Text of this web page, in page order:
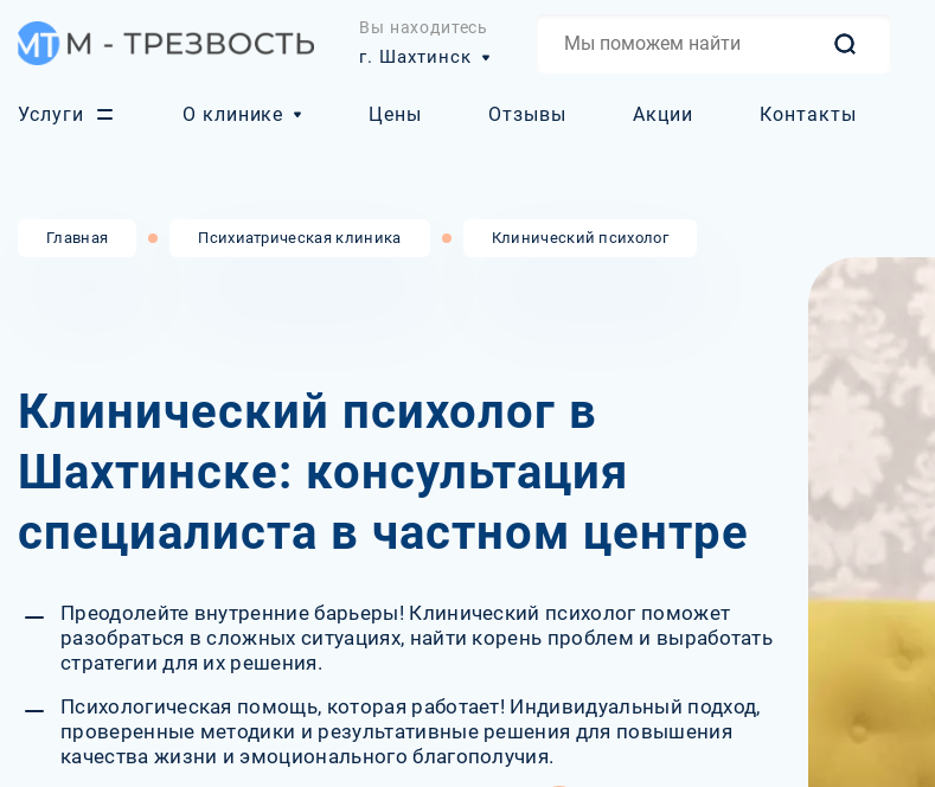
Вы находитесь
г. Шахтинск
Услуги О клинике Цены Отзывы Акции Контакты
Главная Психиатрическая клиника Клинический психолог
Клинический психолог в
Шахтинске: консультация
специалиста в частном центре
Преодолейте внутренние барьеры! Клинический психолог поможет
разобраться в сложных ситуациях, найти корень проблем и выработать
стратегии для их решения.
Психологическая помощь, которая работает! Индивидуальный подход,
проверенные методики и результативные решения для повышения
качества жизни и эмоционального благополучия.